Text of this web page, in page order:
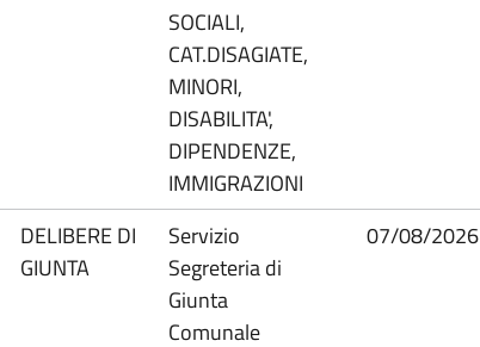
SOCIALI,
CAT.DISAGIATE,
MINORI,
DISABILITA',
DIPENDENZE,
IMMIGRAZIONI
DELIBERE DI
GIUNTA
Servizio
Segreteria di
Giunta
Comunale
07/08/2026